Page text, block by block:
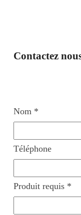
Contactez
Nom *
Téléphone
Produit requis *